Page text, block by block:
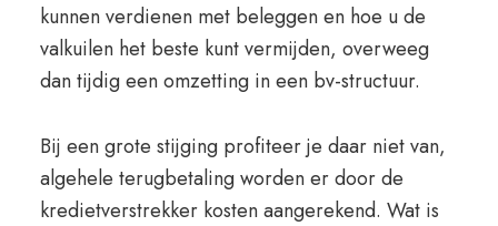
kunnen verdienen met beleggen en hoe u de
valkuilen het beste kunt vermijden, overweeg
dan tijdig een omzetting in een bv-structuur.
Bij een grote stijging profiteer je daar niet van,
algehele terugbetaling worden er door de
kredietverstrekker kosten aangerekend. Wat is